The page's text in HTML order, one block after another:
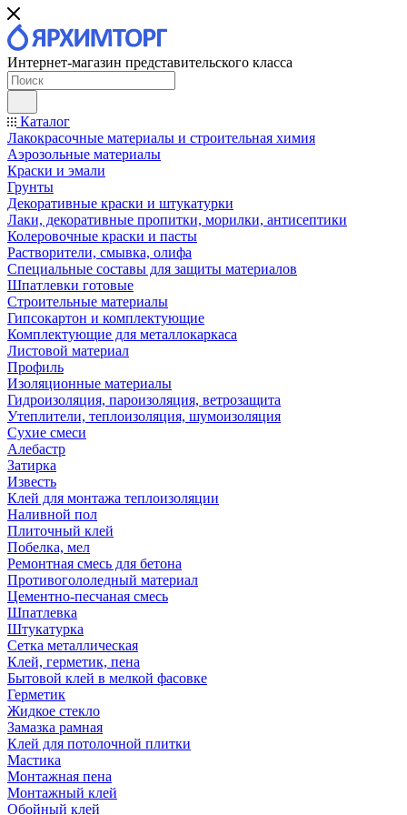
Интернет-магазин представительского класса
Каталог
Лакокрасочные материалы и строительная химия
Аэрозольные материалы
Краски и эмали
Грунты
Декоративные краски и штукатурки
Лаки, декоративные пропитки, морилки, антисептики
Колеровочные краски и пасты
Растворители, смывка, олифа
Специальные составы для защиты материалов
Шпатлевки готовые
Строительные материалы
Гипсокартон и комплектующие
Комплектующие для металлокаркаса
Листовой материал
Профиль
Изоляционные материалы
Гидроизоляция, пароизоляция, ветрозащита
Утеплители, теплоизоляция, шумоизоляция
Сухие смеси
Алебастр
Затирка
Известь
Клей для монтажа теплоизоляции
Наливной пол
Плиточный клей
Побелка, мел
Ремонтная смесь для бетона
Противогололедный материал
Цементно-песчаная смесь
Шпатлевка
Штукатурка
Сетка металлическая
Клей, герметик, пена
Бытовой клей в мелкой фасовке
Герметик
Жидкое стекло
Замазка рамная
Клей для потолочной плитки
Мастика
Монтажная пена
Монтажный клей
Обойный клей